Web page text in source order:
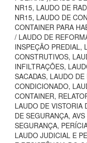
NR15, LAUDO DE
NR15, LAUDO DE
CONTAINER PARA
/ LAUDO DE
INSPEÇÃO PREDIAL,
CONSTRUTIVOS,
INFILTRAÇÕES,
SACADAS, LAUDO
CONDICIONADO,
CONTAINER,
LAUDO DE VISTORIA
DE SEGURANÇA,
SEGURANÇA,
LAUDO JUDICIAL E